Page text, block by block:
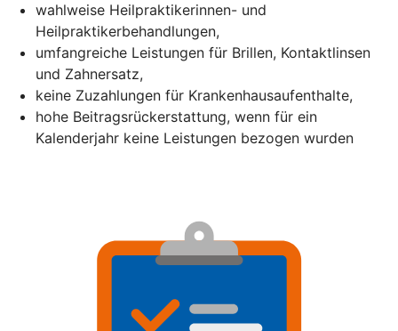
wahlweise Heilpraktikerinnen- und
Heilpraktikerbehandlungen,
umfangreiche Leistungen für Brillen, Kontaktlinsen
und Zahnersatz,
keine Zuzahlungen für Krankenhausaufenthalte,
hohe Beitragsrückerstattung, wenn für ein
Kalenderjahr keine Leistungen bezogen wurden